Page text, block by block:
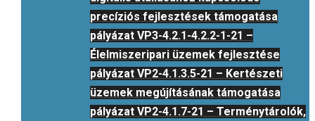
precíziós fejlesztések támogatása
pályázat VP3-4.2.1-4.2.2-1-21 –
Élelmiszeripari üzemek fejlesztése
pályázat VP2-4.1.3.5-21 – Kertészeti
üzemek megújításának támogatása
pályázat VP2-4.1.7-21 – Terménytárolók,